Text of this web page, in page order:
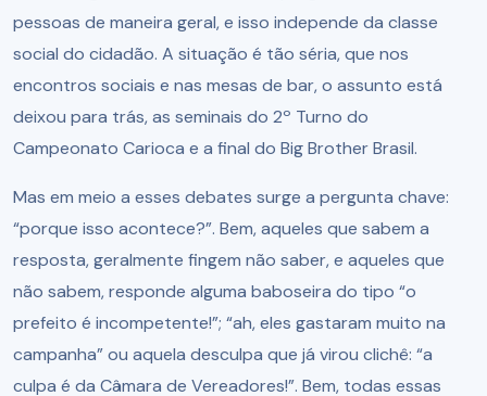
pessoas de maneira geral, e isso independe da classe
social do cidadão. A situação é tão séria, que nos
encontros sociais e nas mesas de bar, o assunto está
deixou para trás, as seminais do 2º Turno do
Campeonato Carioca e a final do Big Brother Brasil.
Mas em meio a esses debates surge a pergunta chave:
“porque isso acontece?”. Bem, aqueles que sabem a
resposta, geralmente fingem não saber, e aqueles que
não sabem, responde alguma baboseira do tipo “o
prefeito é incompetente!”; “ah, eles gastaram muito na
campanha” ou aquela desculpa que já virou clichê: “a
culpa é da Câmara de Vereadores!”. Bem, todas essas